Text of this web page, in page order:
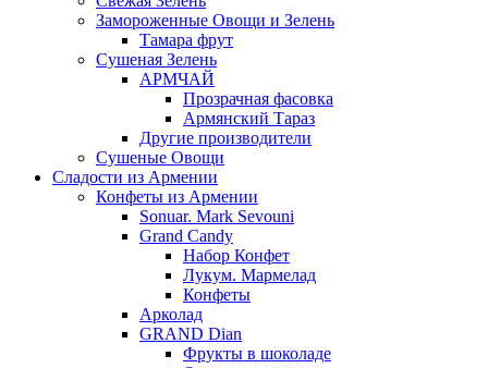
Замороженные Овощи и Зелень
Тамара фрут
Сушеная Зелень
АРМЧАЙ
Прозрачная фасовка
Армянский Тараз
Другие производители
Сушеные Овощи
Сладости из Армении
Конфеты из Армении
Sonuar. Mark Sevouni
Grand Candy
Набор Конфет
Лукум. Мармелад
Конфеты
Арколад
GRAND Dian
Фрукты в шоколаде